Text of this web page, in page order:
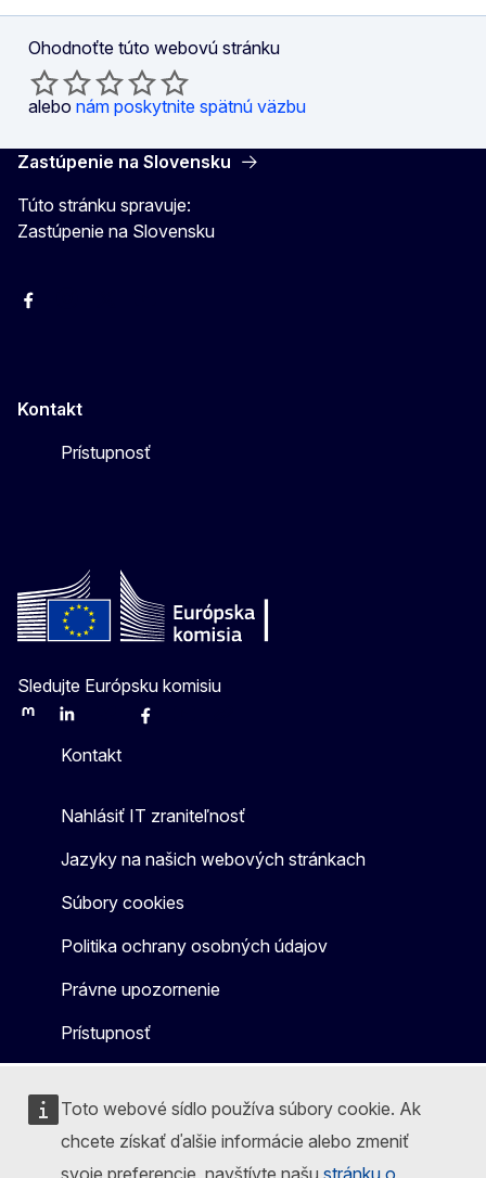
Toto webové sídlo používa súbory cookie. Ak
chcete získať ďalšie informácie alebo zmeniť
svoje preferencie, navštívte našu stránku o
Ohodnoťte túto webovú stránku
alebo nám poskytnite spätnú väzbu
Zastúpenie na Slovensku
Túto stránku spravuje:
Zastúpenie na Slovensku
Facebook
Kontakt
Prístupnosť
Sledujte Európsku komisiu
MastodonLinkedInBlueskyFacebook
Kontakt
Nahlásiť IT zraniteľnosť
Jazyky na našich webových stránkach
Súbory cookies
Politika ochrany osobných údajov
Právne upozornenie
Prístupnosť